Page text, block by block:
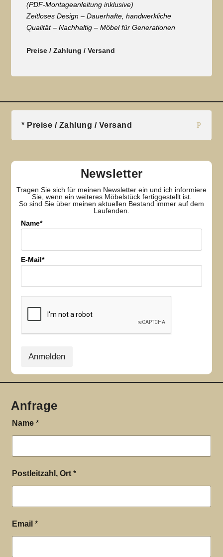
(PDF-Montageanleitung inklusive)
Zeitloses Design – Dauerhafte, handwerkliche
Qualität – Nachhaltig – Möbel für Generationen
Preise / Zahlung / Versand
* Preise / Zahlung / Versand
Newsletter
Tragen Sie sich für meinen Newsletter ein und ich informiere
Sie, wenn ein weiteres Möbelstück fertiggestellt ist.
So sind Sie über meinen aktuellen Bestand immer auf dem
Laufenden.
Name*
E-Mail*
Anmelden
Anfrage
Name*
Postleitzahl, Ort*
Email*